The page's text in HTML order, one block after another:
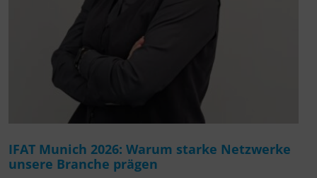
IFAT Munich 2026: Warum starke Netzwerke
unsere Branche prägen